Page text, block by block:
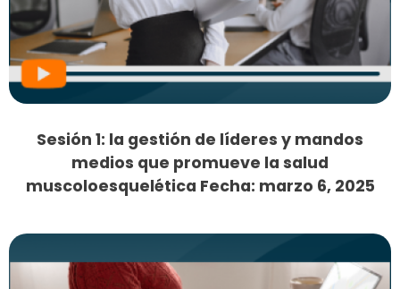
Sesión 1: la gestión de líderes y mandos
medios que promueve la salud
muscoloesquelética Fecha: marzo 6, 2025